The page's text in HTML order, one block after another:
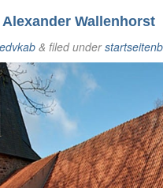
Alexander Wallenhorst
edvkab & filed under